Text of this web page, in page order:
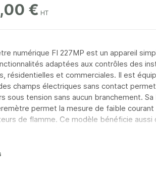
€
numérique FI 227MP est un appareil
adaptées aux contrôles des
résidentielles et commerciales. Il est
champs électriques sans contact
sous tension sans aucun branchement.
permet la mesure de faible
de flamme. Ce modèle bénéficie aussi